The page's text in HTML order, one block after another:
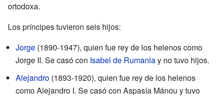
ortodoxa.
Los príncipes tuvieron seis hijos:
Jorge (1890-1947), quien fue rey de los helenos como
Jorge II. Se casó con Isabel de Rumaniay no tuvo hijos.
Alejandro (1893-1920), quien fue rey de los helenos
como Alejandro I. Se casó con Aspasía Mánou y tuvo